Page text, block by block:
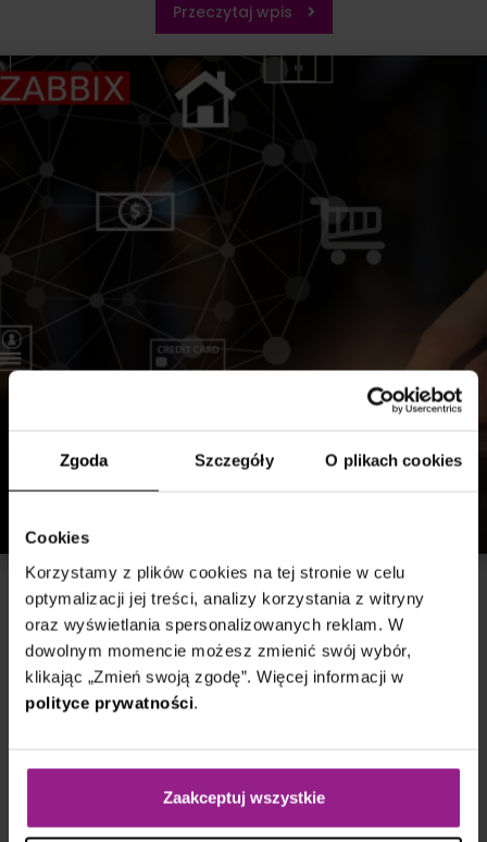
Zgoda Szczegóły O plikach cookies
Cookies
Korzystamy z plików cookies na tej stronie w celu
optymalizacji jej treści, analizy korzystania z witryny
oraz wyświetlania spersonalizowanych reklam. W
dowolnym momencie możesz zmienić swój wybór,
klikając „Zmień swoją zgodę”. Więcej informacji w
polityce prywatności.
Zaakceptuj wszystkie
Przeczytaj wpis
Monitoring Zabbix
6 grudnia 2023
Jak Zabbix rozwiązuje problemy z
utrzymaniem infrastruktury krytycznej w
Jak utrzymać rekomendowany poziom dostępności usług
bez dużych nakładów finansowych?